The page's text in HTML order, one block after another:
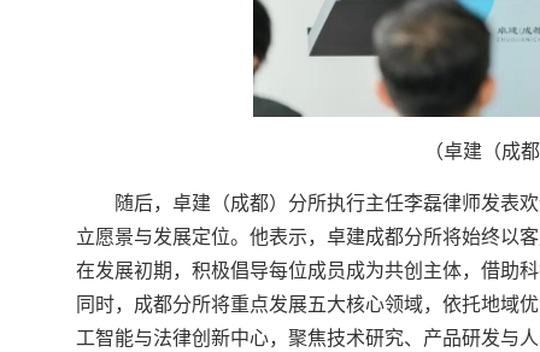
（卓建（成
随后，卓建（成都）分所执行主任李磊律师发表
立愿景与发展定位。他表示，卓建成都分所将始终以
在发展初期，积极倡导每位成员成为共创主体，借助
同时，成都分所将重点发展五大核心领域，依托地域
工智能与法律创新中心，聚焦技术研究、产品研发与